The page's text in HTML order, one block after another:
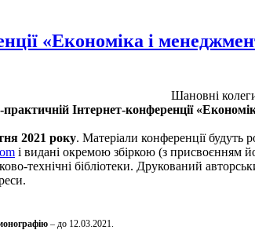
«Економіка і
Шановні
Інтернет-конференції
2021 року. Матеріали конференції будуть
і видані окремою збіркою (з присвоєнням
технічні бібліотеки. Друкований
– до 12.03.2021.